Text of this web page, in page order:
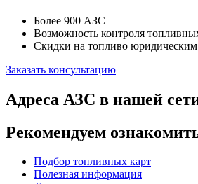
Более 900 АЗС
Возможность контроля
Скидки на топливо юридическим
Заказать консультацию
Адреса АЗС в нашей
Рекомендуем
Подбор топливных карт
Полезная информация